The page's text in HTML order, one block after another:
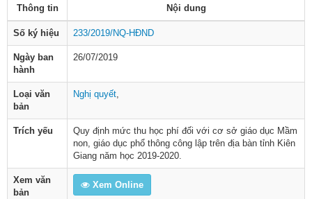
Thông tin Nội dung
Số ký hiệu 233/2019/NQ-HĐND
Ngày ban
hành
26/07/2019
Loại văn
bản
Nghị quyết
Trích yếu
Quy định mức thu học phí đối với cơ sở giáo dục Mầm
non, giáo dục phổ thông công lập trên địa bàn tỉnh Kiên
Giang năm học 2019-2020.
Xem văn
bản
Xem Online